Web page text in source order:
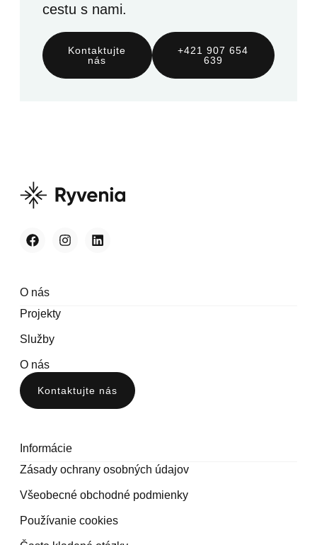
cestu s nami.
Kontaktujte
nás
+421 907 654
639
O nás
Projekty
Služby
O nás
Kontaktujte nás
Informácie
Zásady ochrany osobných údajov
Všeobecné obchodné podmienky
Používanie cookies